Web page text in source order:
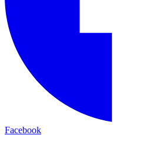
Facebook